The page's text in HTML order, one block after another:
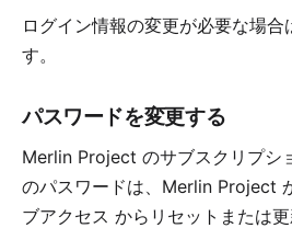
ログイン情報の変更が必要な場合
す。
パスワードを変更する
Merlin Project のサブスクリプシ
のパスワードは、Merlin Project
ブアクセス からリセットまたは更